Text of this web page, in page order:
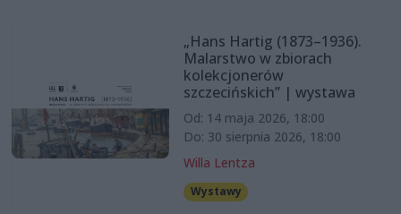
„Hans Hartig (1873–1936).
Malarstwo w zbiorach
kolekcjonerów
szczecińskich” | wystawa
Od: 14 maja 2026, 18:00
Do: 30 sierpnia 2026, 18:00
Willa Lentza
Wystawy